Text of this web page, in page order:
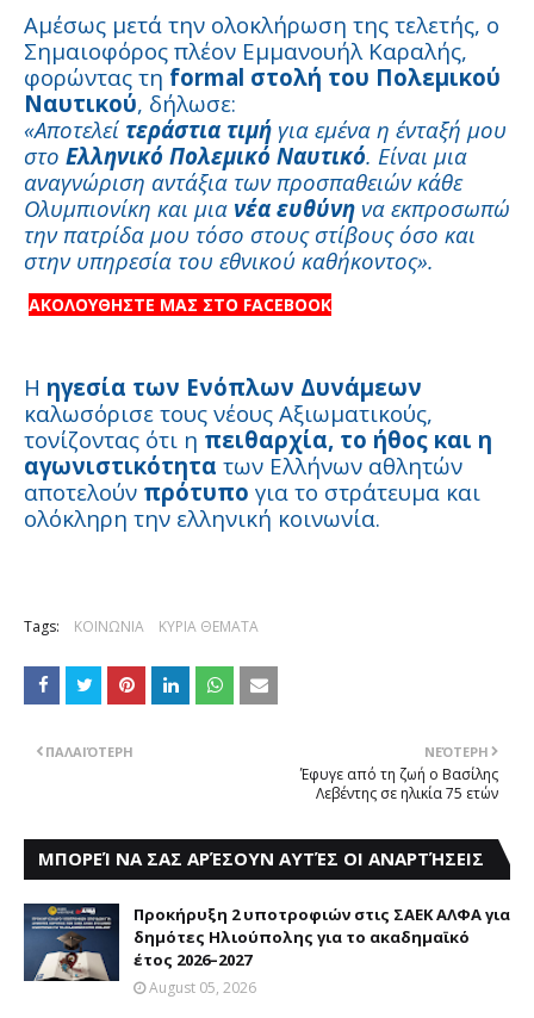
Αμέσως μετά την ολοκλήρωση της τελετής, ο
Σημαιοφόρος πλέον Εμμανουήλ Καραλής,
φορώντας τη formal στολή του Πολεμικού
Ναυτικού, δήλωσε:
«Αποτελεί τεράστια τιμή για εμένα η ένταξή μου
στο Ελληνικό Πολεμικό Ναυτικό. Είναι μια
αναγνώριση αντάξια των προσπαθειών κάθε
Ολυμπιονίκη και μια νέα ευθύνη να εκπροσωπώ
την πατρίδα μου τόσο στους στίβους όσο και
στην υπηρεσία του εθνικού καθήκοντος».
ΑΚΟΛΟΥΘΗΣΤΕ ΜΑΣ ΣΤΟ FACEBOOK
Η ηγεσία των Ενόπλων Δυνάμεων
καλωσόρισε τους νέους Αξιωματικούς,
τονίζοντας ότι η πειθαρχία, το ήθος και η
αγωνιστικότητα των Ελλήνων αθλητών
αποτελούν πρότυπο για το στράτευμα και
ολόκληρη την ελληνική κοινωνία.
Tags: ΚΟΙΝΩΝΙΑ ΚΥΡΙΑ ΘΕΜΑΤΑ
ΝΕΌΤΕΡΗ
Έφυγε από τη ζωή ο Βασίλης
Λεβέντης σε ηλικία 75 ετών
ΠΑΛΑΙΌΤΕΡΗ
ΜΠΟΡΕΊ ΝΑ ΣΑΣ ΑΡΈΣΟΥΝ ΑΥΤΈΣ ΟΙ ΑΝΑΡΤΉΣΕΙΣ
Προκήρυξη 2 υποτροφιών στις ΣΑΕΚ ΑΛΦΑ για
δημότες Ηλιούπολης για το ακαδημαϊκό
έτος 2026–2027
August 05, 2026